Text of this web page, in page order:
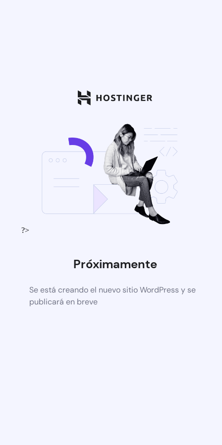
?>
Próximamente
Se está creando el nuevo sitio WordPress y se
publicará en breve